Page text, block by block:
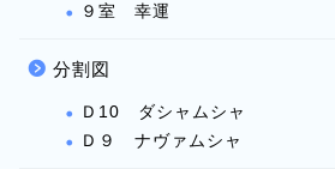
９室 幸運
分割図
Ｄ10 ダシャムシャ
Ｄ９ ナヴァムシャ